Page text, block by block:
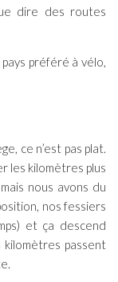
dire des routes
préféré à vélo,
ce n’est pas plat.
les kilomètres plus
nous avons du
nos fessiers
et ça descend
kilomètres passent